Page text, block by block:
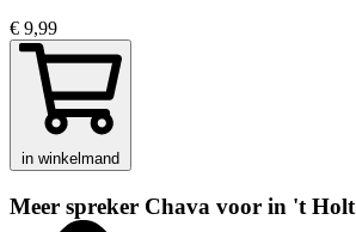
€ 9,99
in winkelmand
Meer spreker Chava voor in 't Holt